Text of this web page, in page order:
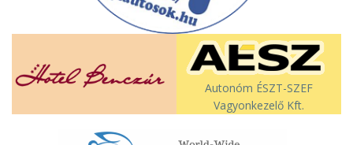
Autonóm ÉSZT-SZEF
Vagyonkezelő Kft.